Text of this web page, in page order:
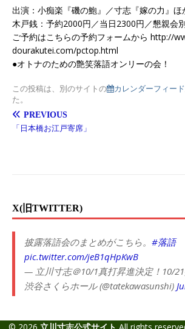
出演：小痴楽『磯の鮑』／寸志『嫁の力』ほ
木戸銭：予約2000円／当日2300円／懇親会
ご予約はこちらの予約フォームから http://
dourakutei.com/pctop.html
●オトナのための艶笑落語オンリーの会！
この投稿は、別のサイトの カレンダーフィード
た。
PREVIOUS
「日本橋お江戸寄席」
X(旧TWITTER)
披露落語会のまとめがこちら。 #落語
pic.twitter.com/jeB1qHpKwB
— 立川寸志＠10/1真打昇進決定！10/
渋谷さくらホール (@tatekawasunshi)